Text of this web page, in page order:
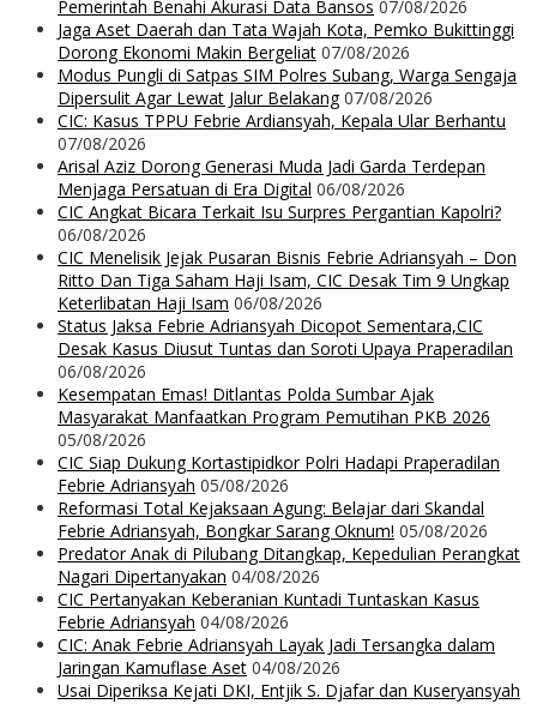
Pemerintah Benahi Akurasi Data Bansos 07/08/2026
Jaga Aset Daerah dan Tata Wajah Kota, Pemko Bukittinggi
Dorong Ekonomi Makin Bergeliat 07/08/2026
Modus Pungli di Satpas SIM Polres Subang, Warga Sengaja
Dipersulit Agar Lewat Jalur Belakang 07/08/2026
CIC: Kasus TPPU Febrie Ardiansyah, Kepala Ular Berhantu
07/08/2026
Arisal Aziz Dorong Generasi Muda Jadi Garda Terdepan
Menjaga Persatuan di Era Digital 06/08/2026
CIC Angkat Bicara Terkait Isu Surpres Pergantian Kapolri?
06/08/2026
CIC Menelisik Jejak Pusaran Bisnis Febrie Adriansyah – Don
Ritto Dan Tiga Saham Haji Isam, CIC Desak Tim 9 Ungkap
Keterlibatan Haji Isam 06/08/2026
Status Jaksa Febrie Adriansyah Dicopot Sementara,CIC
Desak Kasus Diusut Tuntas dan Soroti Upaya Praperadilan
06/08/2026
Kesempatan Emas! Ditlantas Polda Sumbar Ajak
Masyarakat Manfaatkan Program Pemutihan PKB 2026
05/08/2026
CIC Siap Dukung Kortastipidkor Polri Hadapi Praperadilan
Febrie Adriansyah 05/08/2026
Reformasi Total Kejaksaan Agung: Belajar dari Skandal
Febrie Adriansyah, Bongkar Sarang Oknum! 05/08/2026
Predator Anak di Pilubang Ditangkap, Kepedulian Perangkat
Nagari Dipertanyakan 04/08/2026
CIC Pertanyakan Keberanian Kuntadi Tuntaskan Kasus
Febrie Adriansyah 04/08/2026
CIC: Anak Febrie Adriansyah Layak Jadi Tersangka dalam
Jaringan Kamuflase Aset 04/08/2026
Usai Diperiksa Kejati DKI, Entjik S. Djafar dan Kuseryansyah